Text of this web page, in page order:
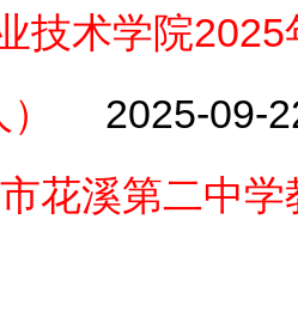
技术学院
2025-09-
花溪第二中